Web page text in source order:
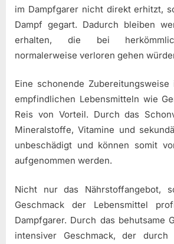
im Dampfgarer nicht direkt erhitzt,
Dampf gegart. Dadurch bleiben
erhalten, die bei
normalerweise verloren gehen
Eine schonende
empfindlichen Lebensmitteln wie
Reis von Vorteil. Durch das
Mineralstoffe, Vitamine und
unbeschädigt und können somit
aufgenommen werden.
Nicht nur das Nährstoffangebot,
Geschmack der Lebensmittel
Dampfgarer. Durch das behutsame
intensiver Geschmack, der